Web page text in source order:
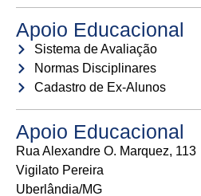
Apoio Educacional
Sistema de Avaliação
Normas Disciplinares
Cadastro de Ex-Alunos
Apoio Educacional
Rua Alexandre O. Marquez, 113
Vigilato Pereira
Uberlândia/MG